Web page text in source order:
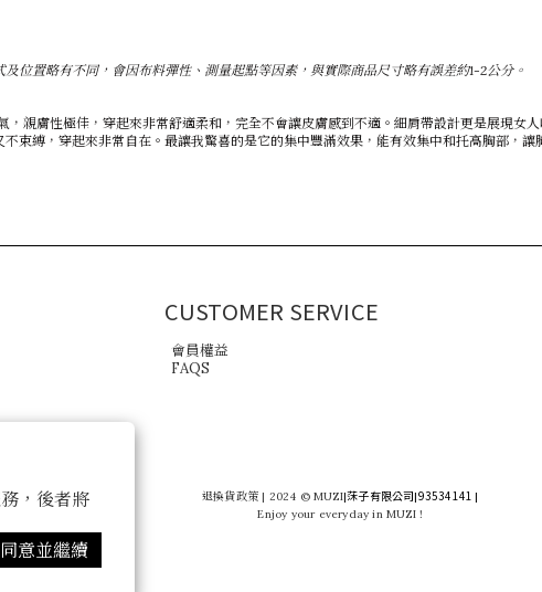
，後者將
同意並繼續
位置略有不同，會因布料彈性、測量起點等因素，與實際商品尺寸略有誤差約1-2公分。
，親膚性極佳，穿起來非常舒適柔和，完全不會讓皮膚感到不適。細肩帶設計更是展現女
束縛，穿起來非常自在。最讓我驚喜的是它的集中豐滿效果，能有效集中和托高胸部，
CUSTOMER SERVICE
會員權益
FAQS
退換貨政策 | 2024 © MUZI|莯子有限公司|93534141|
Enjoy your everyday in MUZI !